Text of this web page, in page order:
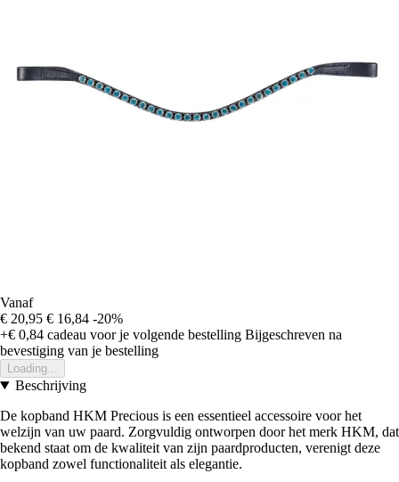
Vanaf
€ 20,95 € 16,84 -20%
+€ 0,84 cadeau voor je volgende bestelling Bijgeschreven na
bevestiging van je bestelling
Loading...
Beschrijving
De kopband HKM Precious is een essentieel accessoire voor het
welzijn van uw paard. Zorgvuldig ontworpen door het merk HKM, dat
bekend staat om de kwaliteit van zijn paardproducten, verenigt deze
kopband zowel functionaliteit als elegantie.